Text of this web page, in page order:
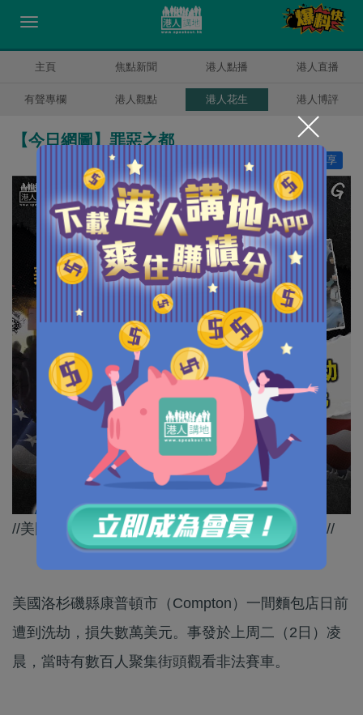
主頁 焦點新聞 港人點播 港人直播
有聲專欄 港人觀點 港人花生 港人博評
【今日網圖】罪惡之都
分享
讚好
//美國嘅治安咁差，呢啲就係佢哋口中民主自由？//
美國洛杉磯縣康普頓市（Compton）一間麵包店日前
遭到洗劫，損失數萬美元。事發於上周二（2日）凌
晨，當時有數百人聚集街頭觀看非法賽車。